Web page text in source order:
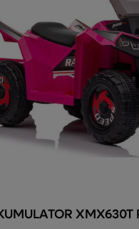
XMX630T